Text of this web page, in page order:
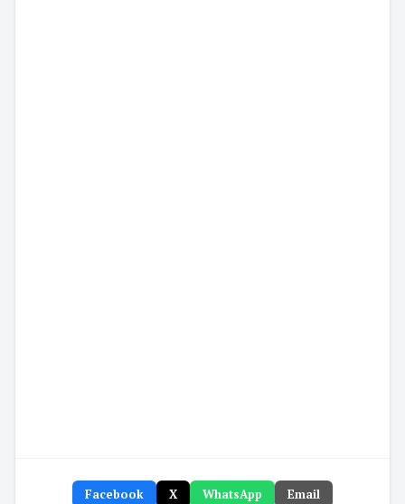
Facebook X WhatsApp Email